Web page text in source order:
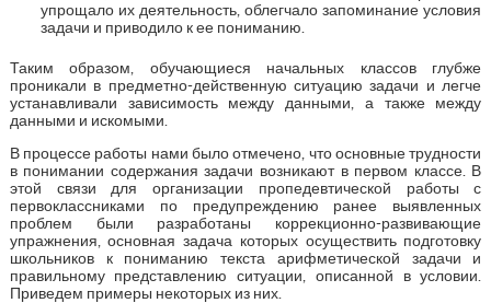
упрощало их деятельность, облегчало запоминание условия
задачи и приводило к ее пониманию.
Таким образом, обучающиеся начальных классов глубже
проникали в предметно-действенную ситуацию задачи и легче
устанавливали зависимость между данными, а также между
данными и искомыми.
В процессе работы нами было отмечено, что основные трудности
в понимании содержания задачи возникают в первом классе. В
этой связи для организации пропедевтической работы с
первоклассниками по предупреждению ранее выявленных
проблем были разработаны коррекционно-развивающие
упражнения, основная задача которых осуществить подготовку
школьников к пониманию текста арифметической задачи и
правильному представлению ситуации, описанной в условии.
Приведем примеры некоторых из них.